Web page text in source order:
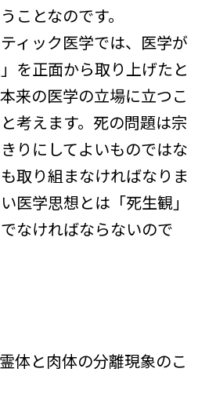
ことなのです。
ィック医学では、医学が
」を正面から取り上げたと
来の医学の立場に立つこ
考えます。死の問題は宗
りにしてよいものではな
取り組まなければなりま
医学思想とは 「死生観」
なければならないので
体と肉体の分離現象のこ